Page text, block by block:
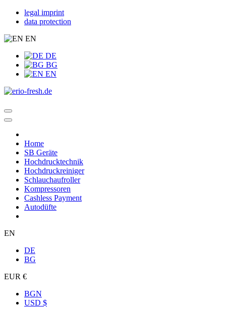
legal imprint
data protection
EN
DE
BG
EN
Home
SB Geräte
Hochdrucktechnik
Hochdruckreiniger
Schlauchaufroller
Kompressoren
Cashless Payment
Autodüfte
EN
DE
BG
EUR €
BGN
USD $